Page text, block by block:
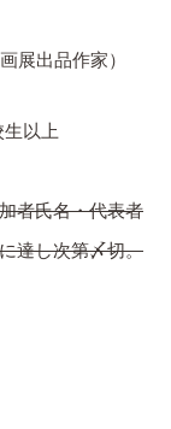
展出品作家）
以上
者氏名・代表者
達し次第〆切。